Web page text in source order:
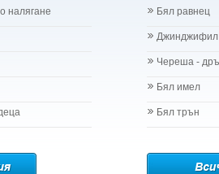
налягане Бял равнец
Джинджифил
Череша -
Бял имел
Бял трън